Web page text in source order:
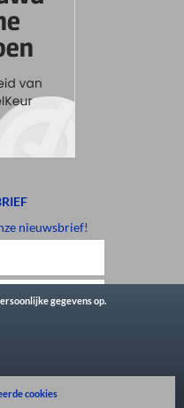
nieuwsbrief!
gegevens op.
cookies